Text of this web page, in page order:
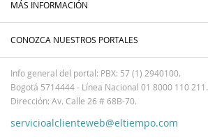
MÁS INFORMACIÓN
CONOZCA NUESTROS PORTALES
Info general del portal: PBX: 57 (1) 2940100.
Bogotá 5714444 - Línea Nacional 01 8000 110 211.
Dirección: Av. Calle 26 # 68B-70.
servicioalclienteweb@eltiempo.com